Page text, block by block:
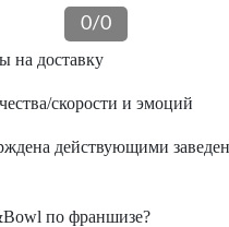
0/0
на доставку
скорости и эмоций
действующими
по франшизе?